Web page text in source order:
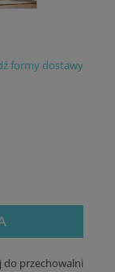
formy dostawy
do przechowalni